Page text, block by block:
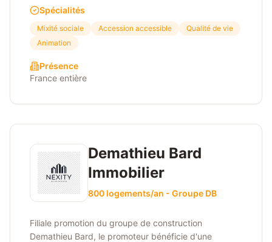
Spécialités
Mixité sociale Accession accessible
Qualité de vie
Animation
Présence
France entière
Demathieu Bard
Immobilier
800 logements/an - Groupe DB
Filiale promotion du groupe de construction
Demathieu Bard, le promoteur bénéficie d'une